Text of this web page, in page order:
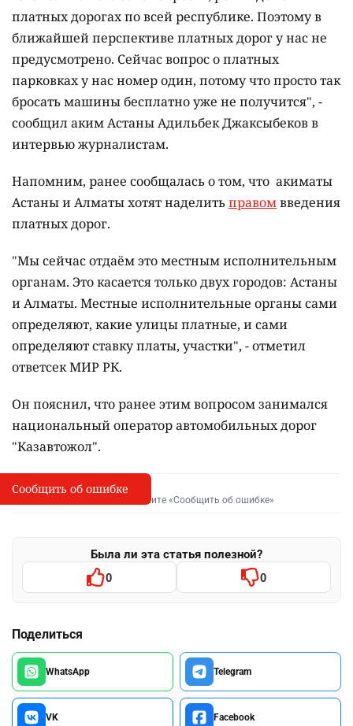
платных дорогах по всей республике. Поэтому в
ближайшей перспективе платных дорог у нас не
предусмотрено. Сейчас вопрос о платных
парковках у нас номер один, потому что просто так
бросать машины бесплатно уже не получится", -
сообщил аким Астаны Адильбек Джаксыбеков в
интервью журналистам.
Напомним, ранее сообщалась о том, что акиматы
Астаны и Алматы хотят наделитьправомвведения
платных дорог.
"Мы сейчас отдаём это местным исполнительным
органам. Это касается только двух городов: Астаны
и Алматы. Местные исполнительные органы сами
определяют, какие улицы платные, и сами
определяют ставку платы, участки", - отметил
ответсек МИР РК.
Он пояснил, что ранее этим вопросом занимался
национальный оператор автомобильных дорог
"Казавтожол".
I
Сообщить об опечатке
Выделите фрагмент и нажмите «Сообщить об ошибке»
Была ли эта статья полезной?
0 0
Поделиться
WhatsApp Telegram
VK Facebook
Сообщить об ошибке